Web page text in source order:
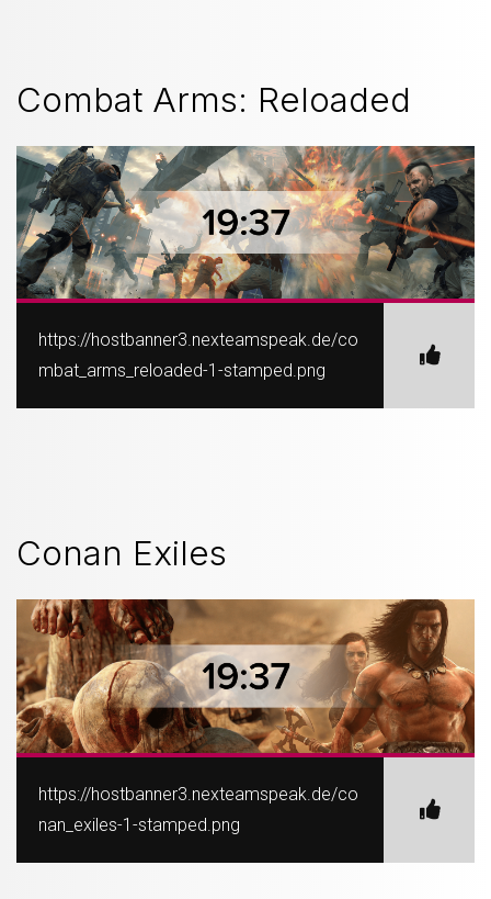
Combat Arms: Reloaded
https://hostbanner3.nexteamspeak.de/co
mbat_arms_reloaded-1-stamped.png
Conan Exiles
https://hostbanner3.nexteamspeak.de/co
nan_exiles-1-stamped.png